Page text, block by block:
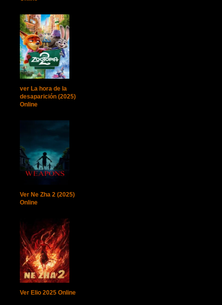
ver La hora de la
desaparición (2025)
Online
Ver Ne Zha 2 (2025)
Online
Ver Elio 2025 Online